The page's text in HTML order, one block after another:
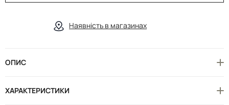
Наявність в магазинах
ОПИС
ХАРАКТЕРИСТИКИ